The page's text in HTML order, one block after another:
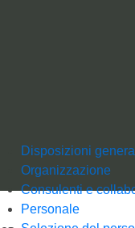
Disposizioni
Organizzazione
Consulenti e
Personale